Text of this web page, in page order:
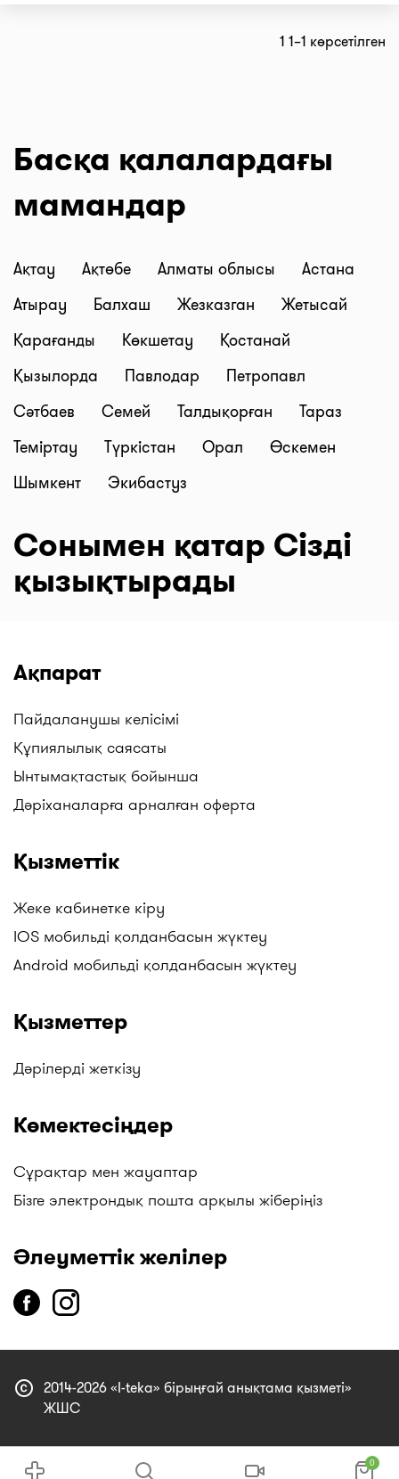
1 1–1 көрсетілген
Басқа қалалардағы
мамандар
Ақтау Ақтөбе Алматы облысы
Астана
Атырау
Балхаш Жезказган
Жетысай
Қарағанды
Көкшетау
Қостанай
Қызылорда
Павлодар
Петропавл
Сәтбаев
Семей Талдықорған
Тараз
Теміртау
Түркістан Орал
Өскемен
Шымкент
Экибастуз
Сонымен қатар Сізді
қызықтырады
Ақпарат
Пайдаланушы келісімі
Құпиялылық саясаты
Ынтымақтастық бойынша
Дәріханаларға арналған оферта
Қызметтік
Жеке кабинетке кіру
IOS мобильді қолданбасын жүктеу
Android мобильді қолданбасын жүктеу
Қызметтер
Дәрілерді жеткізу
Көмектесіңдер
Сұрақтар мен жауаптар
Бізге электрондық пошта арқылы жіберіңіз
Әлеуметтік желілер
copyright 2014-2026 «I-teka» бірыңғай анықтама қызметі»
ЖШС
0